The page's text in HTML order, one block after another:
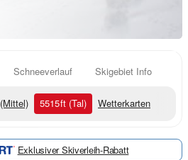
Schneeverlauf Skigebiet Info
(Mittel) 5515ft (Tal) Wetterkarten
Exklusiver Skiverleih-Rabatt